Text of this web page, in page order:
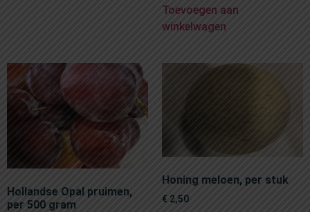
Toevoegen aan
winkelwagen
Hollandse Opal pruimen,
per 500 gram
Honing meloen, per stuk
€ 2,50